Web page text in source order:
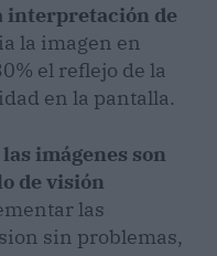
interpretación de
la imagen en
el reflejo de la
en la pantalla.
las imágenes son
de visión
las
sin problemas,